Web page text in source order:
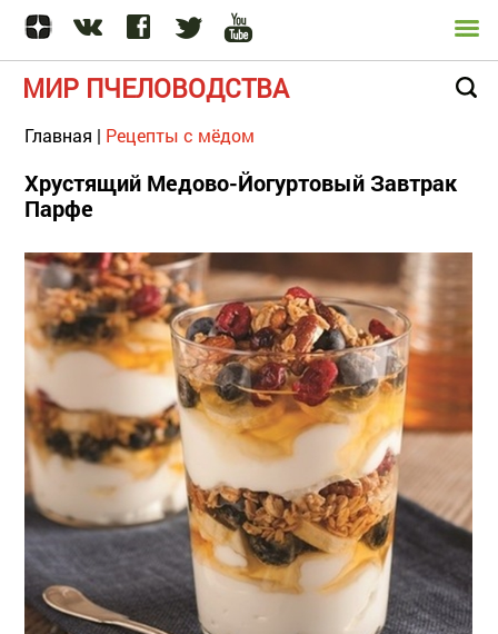
МИР ПЧЕЛОВОДСТВА
Главная | Рецепты с мёдом
Хрустящий Медово-Йогуртовый Завтрак
Парфе